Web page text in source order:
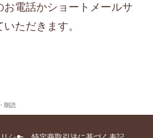
お電話かショートメールサ
ただきます。
朗読